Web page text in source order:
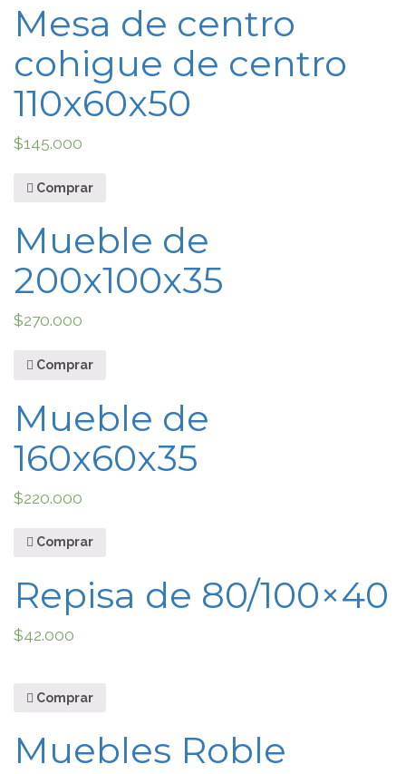
Mesa de centro
cohigue de centro
110x60x50
$145.000
Comprar
Mueble de
200x100x35
$270.000
Comprar
Mueble de
160x60x35
$220.000
Comprar
Repisa de 80/100×40
$42.000
Comprar
Muebles Roble